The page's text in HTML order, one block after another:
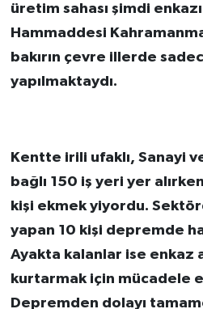
üretim sahası şimdi
Hammaddesi
bakırın çevre illerde
yapılmaktaydı.
Kentte irili ufaklı, Sanayi
bağlı 150 iş yeri yer
kişi ekmek yiyordu.
yapan 10 kişi depremde
Ayakta kalanlar ise enkaz
kurtarmak için mücadele
Depremden dolayı